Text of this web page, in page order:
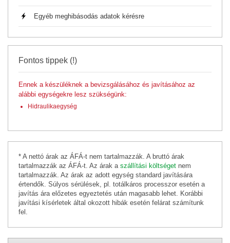
Egyéb meghibásodás adatok kérésre
Fontos tippek (!)
Ennek a készüléknek a bevizsgálásához és javításához az
alábbi egységekre lesz szükségünk:
Hidraulikaegység
* A nettó árak az ÁFÁ-t nem tartalmazzák. A bruttó árak
tartalmazzák az ÁFÁ-t. Az árak a szállítási költséget nem
tartalmazzák. Az árak az adott egység standard javítására
értendők. Súlyos sérülések, pl. totálkáros processzor esetén a
javítás ára előzetes egyeztetés után magasabb lehet. Korábbi
javítási kísérletek által okozott hibák esetén felárat számítunk
fel.